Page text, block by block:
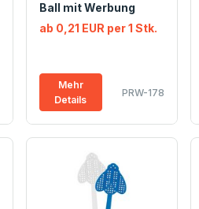
Ball mit Werbung
ab 0,21 EUR per 1 Stk.
Mehr
Details
PRW-178